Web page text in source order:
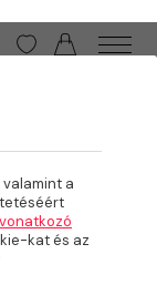
a
kat és az